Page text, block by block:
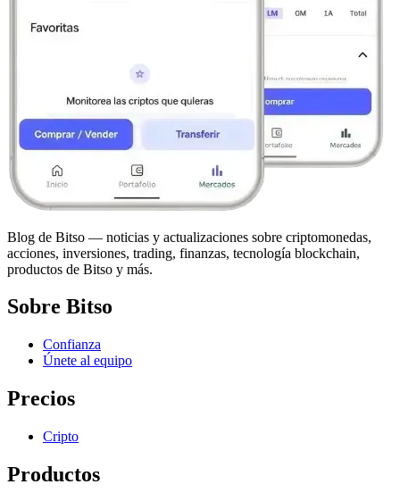
Blog de Bitso — noticias y actualizaciones sobre criptomonedas,
acciones, inversiones, trading, finanzas, tecnología blockchain,
productos de Bitso y más.
Sobre Bitso
Confianza
Únete al equipo
Precios
Cripto
Productos